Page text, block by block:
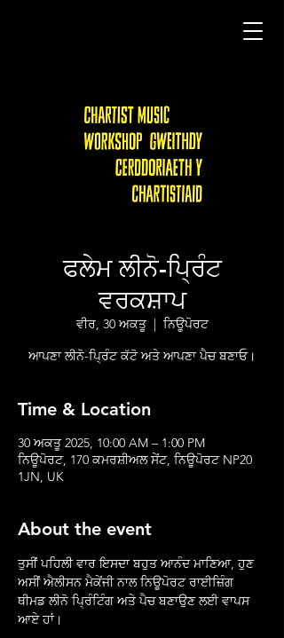
ਫਲੇਮ ਲੀਨੋ-ਪ੍ਰਿੰਟ
ਵਰਕਸ਼ਾਪ
ਵੀਰ, 30 ਅਕਤੂ
  |
ਨਿਊਪੋਰਟ
ਆਪਣਾ ਲੀਨੋ-ਪ੍ਰਿੰਟ ਕੱਟੋ ਅਤੇ ਆਪਣਾ ਪੈਚ ਬਣਾਓ।
Time & Location
30 ਅਕਤੂ 2025, 10:00 AM – 1:00 PM
ਨਿਊਪੋਰਟ, 170 ਕਮਰਸ਼ੀਅਲ ਸੇਂਟ, ਨਿਊਪੋਰਟ NP20
1JN, UK
About the event
ਤੁਸੀਂ ਪਹਿਲੀ ਵਾਰ ਇਸਦਾ ਬਹੁਤ ਆਨੰਦ ਮਾਣਿਆ, ਹੁਣ
ਅਸੀਂ ਐਲੀਸਨ ਮੈਕੇਂਜੀ ਨਾਲ ਨਿਊਪੋਰਟ ਰਾਈਜ਼ਿੰਗ
ਥੀਮਡ ਲੀਨੋ ਪ੍ਰਿੰਟਿੰਗ ਅਤੇ ਪੈਚ ਬਣਾਉਣ ਲਈ ਵਾਪਸ
ਆਏ ਹਾਂ।